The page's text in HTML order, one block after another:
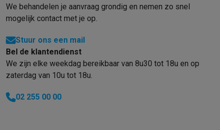
We behandelen je aanvraag grondig en nemen zo snel
mogelijk contact met je op.
Stuur ons een mail
Bel de klantendienst
We zijn elke weekdag bereikbaar van 8u30 tot 18u en op
zaterdag van 10u tot 18u.
02 255 00 00